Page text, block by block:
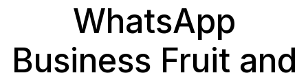
WhatsApp
Business Fruit and